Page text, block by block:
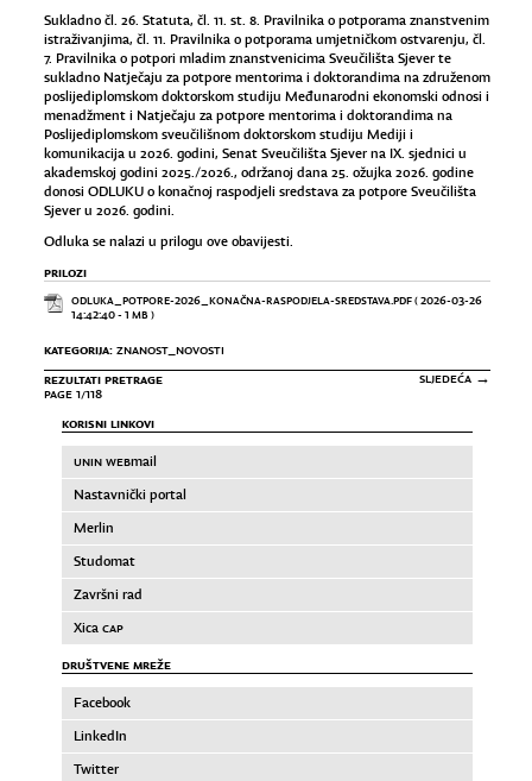
Sukladno čl. 26. Statuta, čl. 11. st. 8. Pravilnika o potporama znanstvenim
istraživanjima, čl. 11. Pravilnika o potporama umjetničkom ostvarenju, čl.
7. Pravilnika o potpori mladim znanstvenicima Sveučilišta Sjever te
sukladno Natječaju za potpore mentorima i doktorandima na združenom
poslijediplomskom doktorskom studiju Međunarodni ekonomski odnosi i
menadžment i Natječaju za potpore mentorima i doktorandima na
Poslijediplomskom sveučilišnom doktorskom studiju Mediji i
komunikacija u 2026. godini, Senat Sveučilišta Sjever na IX. sjednici u
akademskoj godini 2025./2026., održanoj dana 25. ožujka 2026. godine
donosi ODLUKU o konačnoj raspodjeli sredstava za potpore Sveučilišta
Sjever u 2026. godini.
Odluka se nalazi u prilogu ove obavijesti.
PRILOZI
ODLUKA_POTPORE-2026_KONAČNA-RASPODJELA-SREDSTAVA.PDF( 2026-03-26
14:42:40 - 1 MB )
KATEGORIJA: ZNANOST_NOVOSTI
REZULTATI PRETRAGE
PAGE 1/118
SLJEDEĆA →
KORISNI LINKOVI
UNIN WEBmail
Nastavnički portal
Merlin
Studomat
Završni rad
Xica CAP
DRUŠTVENE MREŽE
Facebook
LinkedIn
Twitter